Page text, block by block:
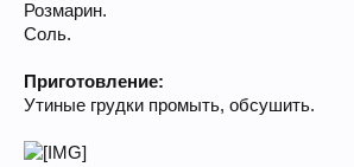
Розмарин.
Соль.
Приготовление:
Утиные грудки промыть, обсушить.